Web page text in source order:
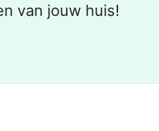
van jouw huis!